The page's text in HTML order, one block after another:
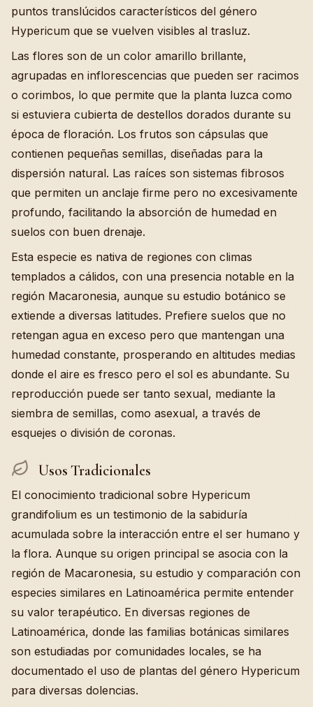
puntos translúcidos característicos del género
Hypericum que se vuelven visibles al trasluz.
Las flores son de un color amarillo brillante,
agrupadas en inflorescencias que pueden ser racimos
o corimbos, lo que permite que la planta luzca como
si estuviera cubierta de destellos dorados durante su
época de floración. Los frutos son cápsulas que
contienen pequeñas semillas, diseñadas para la
dispersión natural. Las raíces son sistemas fibrosos
que permiten un anclaje firme pero no excesivamente
profundo, facilitando la absorción de humedad en
suelos con buen drenaje.
Esta especie es nativa de regiones con climas
templados a cálidos, con una presencia notable en la
región Macaronesia, aunque su estudio botánico se
extiende a diversas latitudes. Prefiere suelos que no
retengan agua en exceso pero que mantengan una
humedad constante, prosperando en altitudes medias
donde el aire es fresco pero el sol es abundante. Su
reproducción puede ser tanto sexual, mediante la
siembra de semillas, como asexual, a través de
esquejes o división de coronas.
Usos Tradicionales
El conocimiento tradicional sobre Hypericum
grandifolium es un testimonio de la sabiduría
acumulada sobre la interacción entre el ser humano y
la flora. Aunque su origen principal se asocia con la
región de Macaronesia, su estudio y comparación con
especies similares en Latinoamérica permite entender
su valor terapéutico. En diversas regiones de
Latinoamérica, donde las familias botánicas similares
son estudiadas por comunidades locales, se ha
documentado el uso de plantas del género Hypericum
para diversas dolencias.